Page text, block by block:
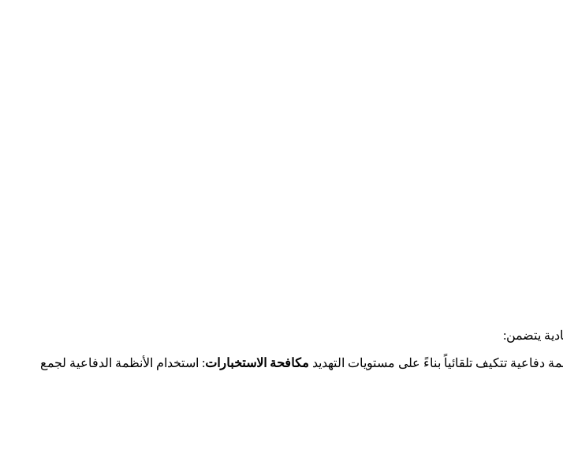
يتضمن:
دفاعية تتكيف تلقائياً بناءً على مستويات التهديد مكافحة الاستخبارات: استخدام الأنظمة الدفاعية لجمع